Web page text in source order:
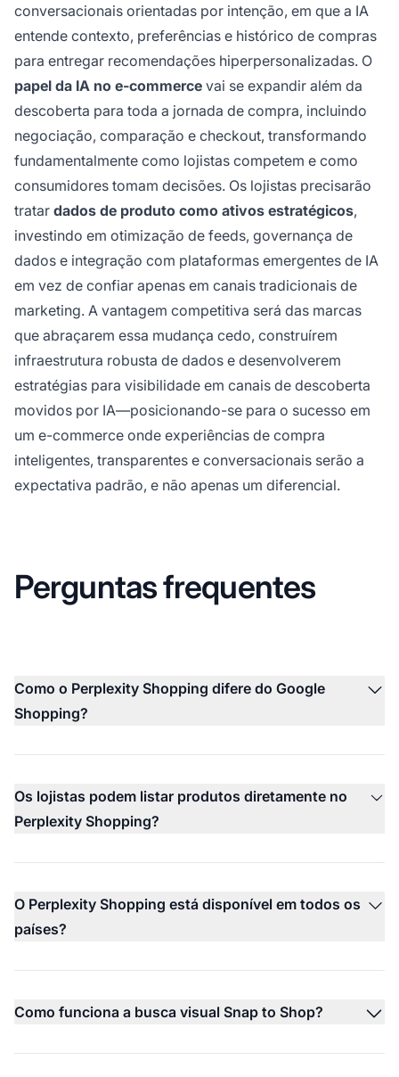
conversacionais orientadas por intenção, em que a IA
entende contexto, preferências e histórico de compras
para entregar recomendações hiperpersonalizadas. O
papel da IA no e-commerce vai se expandir além da
descoberta para toda a jornada de compra, incluindo
negociação, comparação e checkout, transformando
fundamentalmente como lojistas competem e como
consumidores tomam decisões. Os lojistas precisarão
tratar dados de produto como ativos estratégicos,
investindo em otimização de feeds, governança de
dados e integração com plataformas emergentes de IA
em vez de confiar apenas em canais tradicionais de
marketing. A vantagem competitiva será das marcas
que abraçarem essa mudança cedo, construírem
infraestrutura robusta de dados e desenvolverem
estratégias para visibilidade em canais de descoberta
movidos por IA—posicionando-se para o sucesso em
um e-commerce onde experiências de compra
inteligentes, transparentes e conversacionais serão a
expectativa padrão, e não apenas um diferencial.
Perguntas frequentes
Como o Perplexity Shopping difere do Google
Shopping?
Os lojistas podem listar produtos diretamente no
Perplexity Shopping?
O Perplexity Shopping está disponível em todos os
países?
Como funciona a busca visual Snap to Shop?